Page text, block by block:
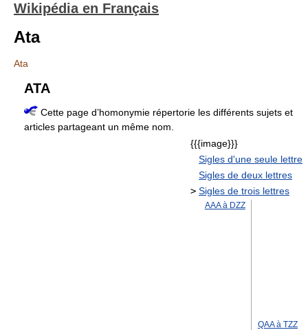
Wikipédia en Français
Ata
Ata
ATA
Cette page d’homonymie répertorie les différents sujets et
articles partageant un même nom.
{{{image}}}
Sigles d'une seule lettre
Sigles de deux lettres
> Sigles de trois lettres
AAA à DZZ
QAA à TZZ